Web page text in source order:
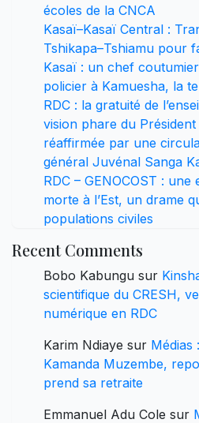
écoles de la CNCA
Kasaï–Kasaï Central :
Tshikapa–Tshiamu pour
Kasaï : un chef
policier à Kamuesha, la
RDC : la gratuité de
vision phare du Président
réaffirmée par une
général Juvénal Sanga
RDC – GENOCOST :
morte à l’Est, un drame
populations civiles
Recent Comments
Bobo Kabungu sur
scientifique du CRESH,
numérique en RDC
Karim Ndiaye sur Médias
Kamanda Muzembe,
prend sa retraite
Emmanuel Adu Cole sur